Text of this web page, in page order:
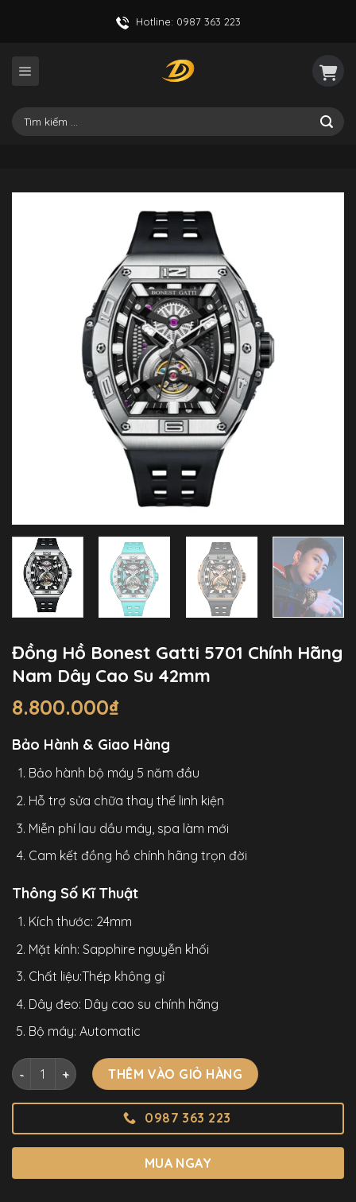
Hotline: 0987 363 223
Tìm
kiếm:
Đồng Hồ Bonest Gatti 5701 Chính Hãng
Nam Dây Cao Su 42mm
8.800.000₫
Bảo Hành & Giao Hàng
Bảo hành bộ máy 5 năm đầu
Hỗ trợ sửa chữa thay thế linh kiện
Miễn phí lau dầu máy, spa làm mới
Cam kết đồng hồ chính hãng trọn đời
Thông Số Kĩ Thuật
Kích thước: 24mm
Mặt kính: Sapphire nguyễn khối
Chất liệu:Thép không gỉ
Dây đeo: Dây cao su chính hãng
Bộ máy: Automatic
Đồng Hồ Bonest Gatti 5701 Chính Hãng Nam Dây Cao Su
THÊM VÀO GIỎ HÀNG
0987 363 223
MUA NGAY